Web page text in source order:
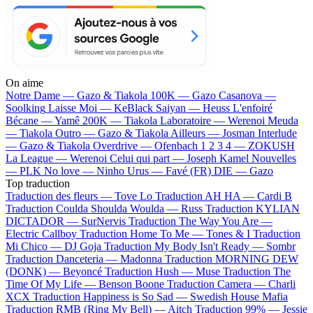
On aime
Notre Dame — Gazo & Tiakola 100K — Gazo Casanova —
Soolking Laisse Moi — KeBlack Saiyan — Heuss L'enfoiré
Bécane —Yamê 200K — Tiakola Laboratoire — Werenoi Meuda
— Tiakola Outro — Gazo & Tiakola Ailleurs — Josman Interlude
— Gazo & Tiakola Overdrive — Ofenbach 1 2 3 4 — ZOKUSH
La League — Werenoi Celui qui part — Joseph Kamel Nouvelles
— PLK No love — Ninho Urus — Favé (FR) DIE — Gazo
Top traduction
Traduction des fleurs — Tove Lo Traduction AH HA — Cardi B
Traduction Coulda Shoulda Woulda — Russ Traduction KYLIAN
DICTADOR — SurNervis Traduction The Way You Are —
Electric Callboy Traduction Home To Me — Tones & I Traduction
Mi Chico — DJ Goja Traduction My Body Isn't Ready — Sombr
Traduction Danceteria — Madonna Traduction MORNING DEW
(DONK) — Beyoncé Traduction Hush — Muse Traduction The
Time Of My Life — Benson Boone Traduction Camera — Charli
XCX Traduction Happiness is So Sad — Swedish House Mafia
Traduction RMB (Ring My Bell) — Aitch Traduction 99% — Jessie